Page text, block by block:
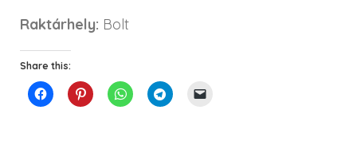
Raktárhely: Bolt
Share this: